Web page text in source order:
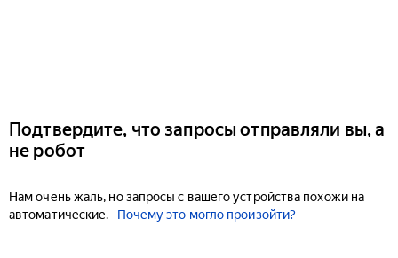
Подтвердите, что запросы отправляли вы, а
не робот
Нам очень жаль, но запросы с вашего устройства похожи на
автоматические.
Почему это могло произойти?